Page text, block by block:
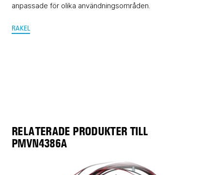
anpassade för olika användningsområden.
RAKEL
RELATERADE PRODUKTER TILL
PMVN4386A